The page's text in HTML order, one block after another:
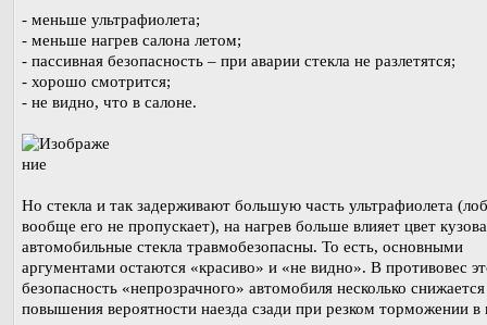
- меньше ультрафиолета;
- меньше нагрев салона летом;
- пассивная безопасность – при аварии стекла не разлетятся;
- хорошо смотрится;
- не видно, что в салоне.
Но стекла и так задерживают большую часть ультрафиолета
вообще его не пропускает), на нагрев больше влияет цвет
автомобильные стекла травмобезопасны. То есть, основными
аргументами остаются «красиво» и «не видно». В противовес
безопасность «непрозрачного» автомобиля несколько снижается
повышения вероятности наезда сзади при резком торможении в